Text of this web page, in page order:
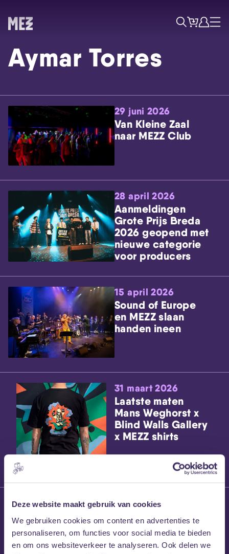
Deze website maakt gebruik van cookies
We gebruiken cookies om content en advertenties te
personaliseren, om functies voor social media te bieden
en om ons websiteverkeer te analyseren. Ook delen we
Skip navigatie
ZoekTicketsAccount
Menu
Aymar Torres
29 juni 2026
Van Kleine Zaal
naar MEZZ Club
28 april 2026
Aanmeldingen
Grote Prijs Breda
2026 geopend met
nieuwe categorie
voor producers
15 april 2026
Sound of Europe
en MEZZ slaan
handen ineen
31 maart 2026
Laatste maten
Mans Weghorst x
Blind Walls Gallery
x MEZZ shirts
27 maart 2026
Willem’s Blog:
Frans Kalf